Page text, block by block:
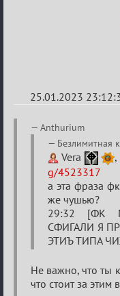
25.01.2023
Re:
Обсуждение
«Justice»
Anthurium
Безлимитная
Vera ,
g/4523317
а эта фраза
же чушью?
29:32 [ФК
СФИГАЛИ Я
ЭТИЪ ТИПА
Не важно, что ты
что стоит за этим